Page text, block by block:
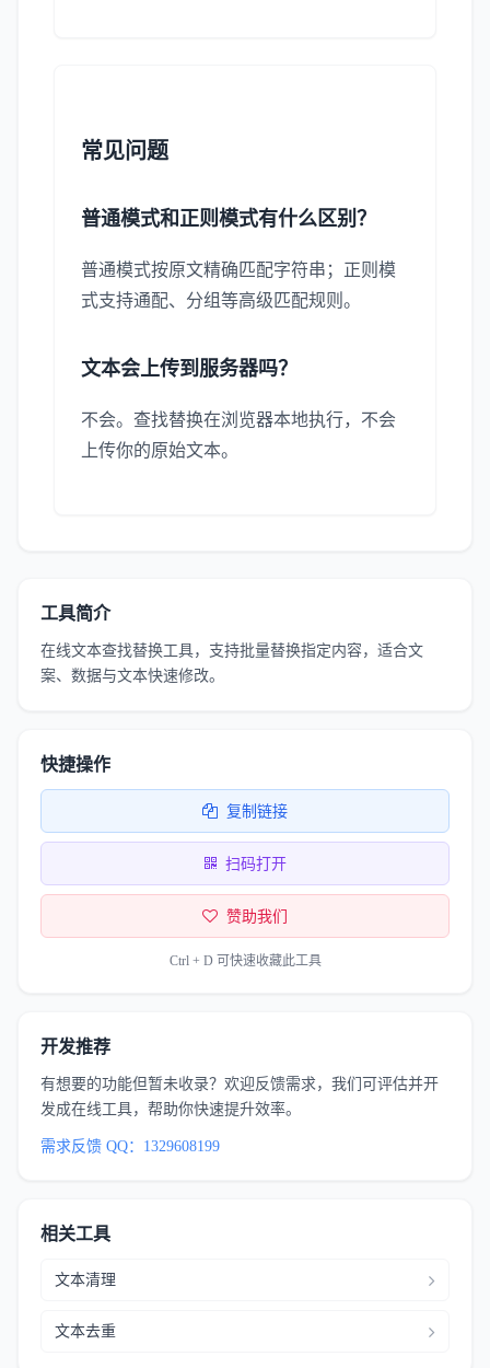
常见问题
普通模式和正则模式有什么区别？
普通模式按原文精确匹配字符串；正则模
式支持通配、分组等高级匹配规则。
文本会上传到服务器吗？
不会。查找替换在浏览器本地执行，不会
上传你的原始文本。
工具简介
在线文本查找替换工具，支持批量替换指定内容，适合文
案、数据与文本快速修改。
快捷操作
复制链接
扫码打开
赞助我们
Ctrl + D 可快速收藏此工具
开发推荐
有想要的功能但暂未收录？欢迎反馈需求，我们可评估并开
发成在线工具，帮助你快速提升效率。
需求反馈 QQ：1329608199
相关工具
文本清理
文本去重